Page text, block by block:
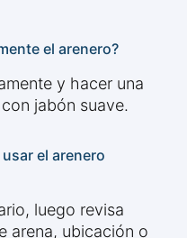
el arenero?
y hacer una
jabón suave.
el arenero
luego revisa
arena, ubicación o